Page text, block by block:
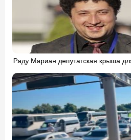
Раду Мариан депутатская крыша